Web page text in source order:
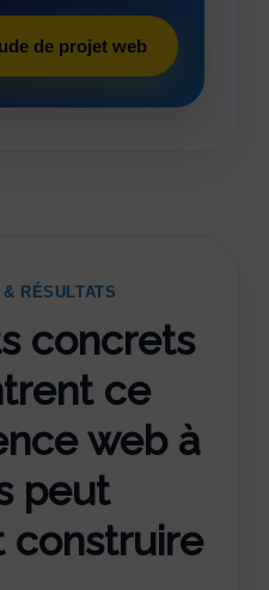
de projet web
RÉSULTATS
concrets
ce
web à
peut
construire